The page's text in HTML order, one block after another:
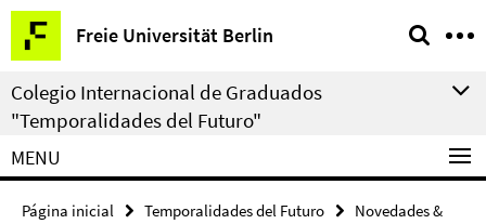
Springe
direkt
zu
Inhalt
Freie Universität Berlin
Herramientas
de
navegación
Colegio Internacional de Graduados
"Temporalidades del Futuro"
MENU
Página inicial Temporalidades del Futuro
Novedades &